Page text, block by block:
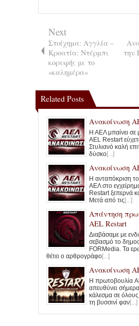
Next
Στοίχημα: Αγγλία –
Κροατία: Ντέρμπι
κορυφής με το
«καλημέρα»
την
Related Posts
Ανακοίνωση
Η ΑΕΛ μπαίνει σε
AEL Restart
Στυλιανό καλή
δύσκο[...]
Ανακοίνωση
Η ανταπόκριση
ΑΕΛ στο
Restart ξεπερνά
Μετά από τις[...]
Απάντηση
AEL Restart
Διαβάσαμε με
σεβασμό το
FORMedia. Τα
θέτει ο αρθρογράφο[...]
Ανακοίνωση
Η πρωτοβουλία
απευθύνει
κάλεσμα σε
τη βυσσινί φαν[...]